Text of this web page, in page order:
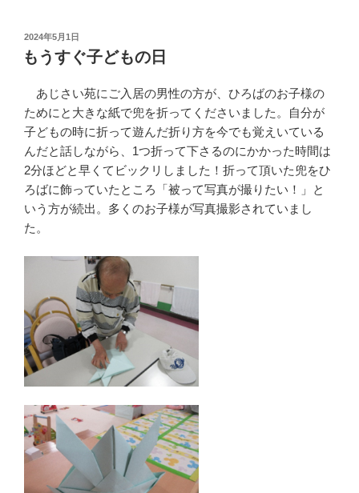
投
稿
日:
2024年5月1日
もうすぐ子どもの日
あじさい苑にご入居の男性の方が、ひろばのお子様の
ためにと大きな紙で兜を折ってくださいました。自分が
子どもの時に折って遊んだ折り方を今でも覚えいている
んだと話しながら、1つ折って下さるのにかかった時間は
2分ほどと早くてビックリしました！折って頂いた兜をひ
ろばに飾っていたところ「被って写真が撮りたい！」と
いう方が続出。多くのお子様が写真撮影されていまし
た。